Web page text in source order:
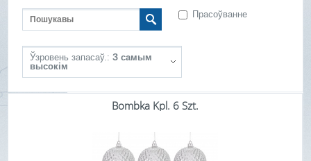
Прасоўванне
Ўзровень запасаў.: З самым
высокім
Bombka Kpl. 6 Szt.